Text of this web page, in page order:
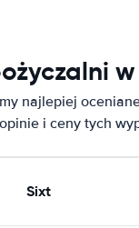
najlepiej
i ceny tych
Sixt